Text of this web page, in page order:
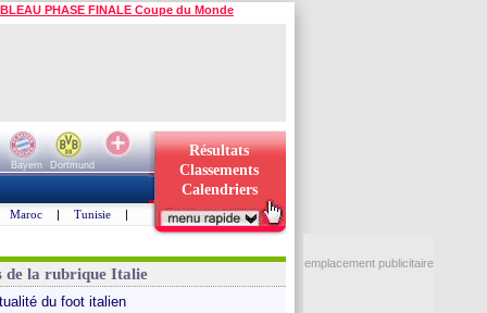
PHASE FINALE Coupe du Monde
Bayern
Dortmund
Résultats
Classements
Calendriers
Maroc | Tunisie |
de la rubrique Italie
du foot italien
emplacement publicitaire